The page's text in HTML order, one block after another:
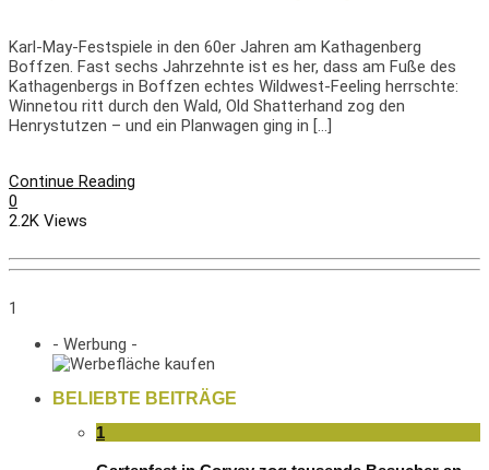
Karl-May-Festspiele in den 60er Jahren am Kathagenberg
Boffzen. Fast sechs Jahrzehnte ist es her, dass am Fuße des
Kathagenbergs in Boffzen echtes Wildwest-Feeling herrschte:
Winnetou ritt durch den Wald, Old Shatterhand zog den
Henrystutzen – und ein Planwagen ging in […]
Continue Reading
0
2.2K Views
1
- Werbung -
BELIEBTE BEITRÄGE
1